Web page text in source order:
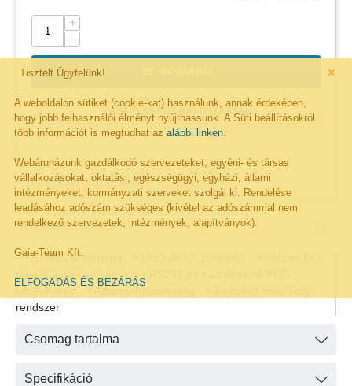
×
Tisztelt Ügyfelünk!
A weboldalon sütiket (cookie-kat) használunk, annak érdekében,
hogy jobb felhasználói élményt nyújthassunk. A Süti beállításokról
több információt is megtudhat az alábbi linken.
Webáruházunk gazdálkodó szervezeteket; egyéni- és társas
vállalkozásokat; oktatási, egészségügyi, egyházi, állami
intézményeket; kormányzati szerveket szolgál ki. Rendelése
leadásához adószám szükséges (kivétel az adószámmal nem
rendelkező szervezetek, intézmények, alapítványok).
Gaia-Team Kft.
ELFOGADÁS ÉS BEZÁRÁS
+
−
VÁSÁRLÁS EGY KATTINTÁSSAL
Kivánságlistára rakom Megosztás
Részletes leírás
• HDMI 2.0 kimenet • UHD 4K30, 1080P60 • PoE és DC
tápellátási lehetőségek • RS232 port az átmenő PTZ-
rendszer
Csomag tartalma
Specifikáció